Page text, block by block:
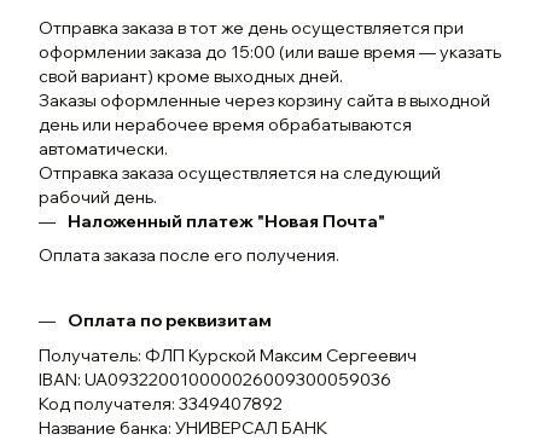
Отправка заказа в тот же день осуществляется при
оформлении заказа до 15:00 (или ваше время — указать
свой вариант) кроме выходных дней.
Заказы оформленные через корзину сайта в выходной
день или нерабочее время обрабатываются
автоматически.
Отправка заказа осуществляется на следующий
рабочий день.
Наложенный платеж "Новая Почта"
Оплата заказа после его получения.
Оплата по реквизитам
Получатель: ФЛП Курской Максим Сергеевич
IBAN: UA093220010000026009300059036
Код получателя: 3349407892
Название банка: УНИВЕРСАЛ БАНК